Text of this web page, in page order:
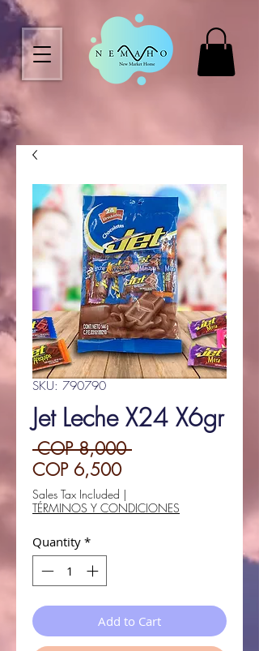
SKU: 790790
Jet Leche X24 X6gr
COP 8,000 Regular
COP 6,500Sale
Price
Sales Tax Included |
TÉRMINOS Y CONDICIONES
Quantity *
Add to Cart